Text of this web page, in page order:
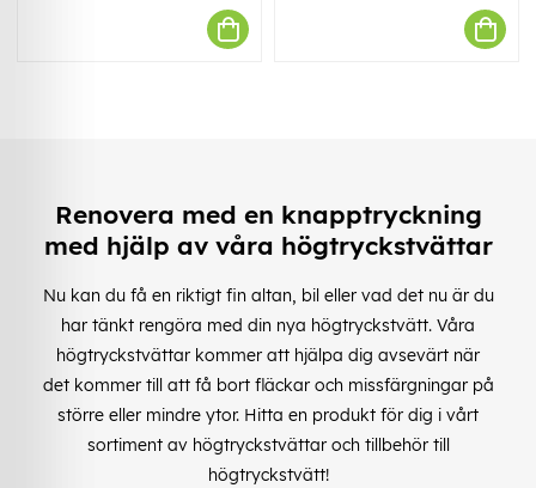
Renovera med en knapptryckning
med hjälp av våra högtryckstvättar
Nu kan du få en riktigt fin altan, bil eller vad det nu är du
har tänkt rengöra med din nya högtryckstvätt. Våra
högtryckstvättar kommer att hjälpa dig avsevärt när
det kommer till att få bort fläckar och missfärgningar på
större eller mindre ytor. Hitta en produkt för dig i vårt
sortiment av högtryckstvättar och tillbehör till
högtryckstvätt!